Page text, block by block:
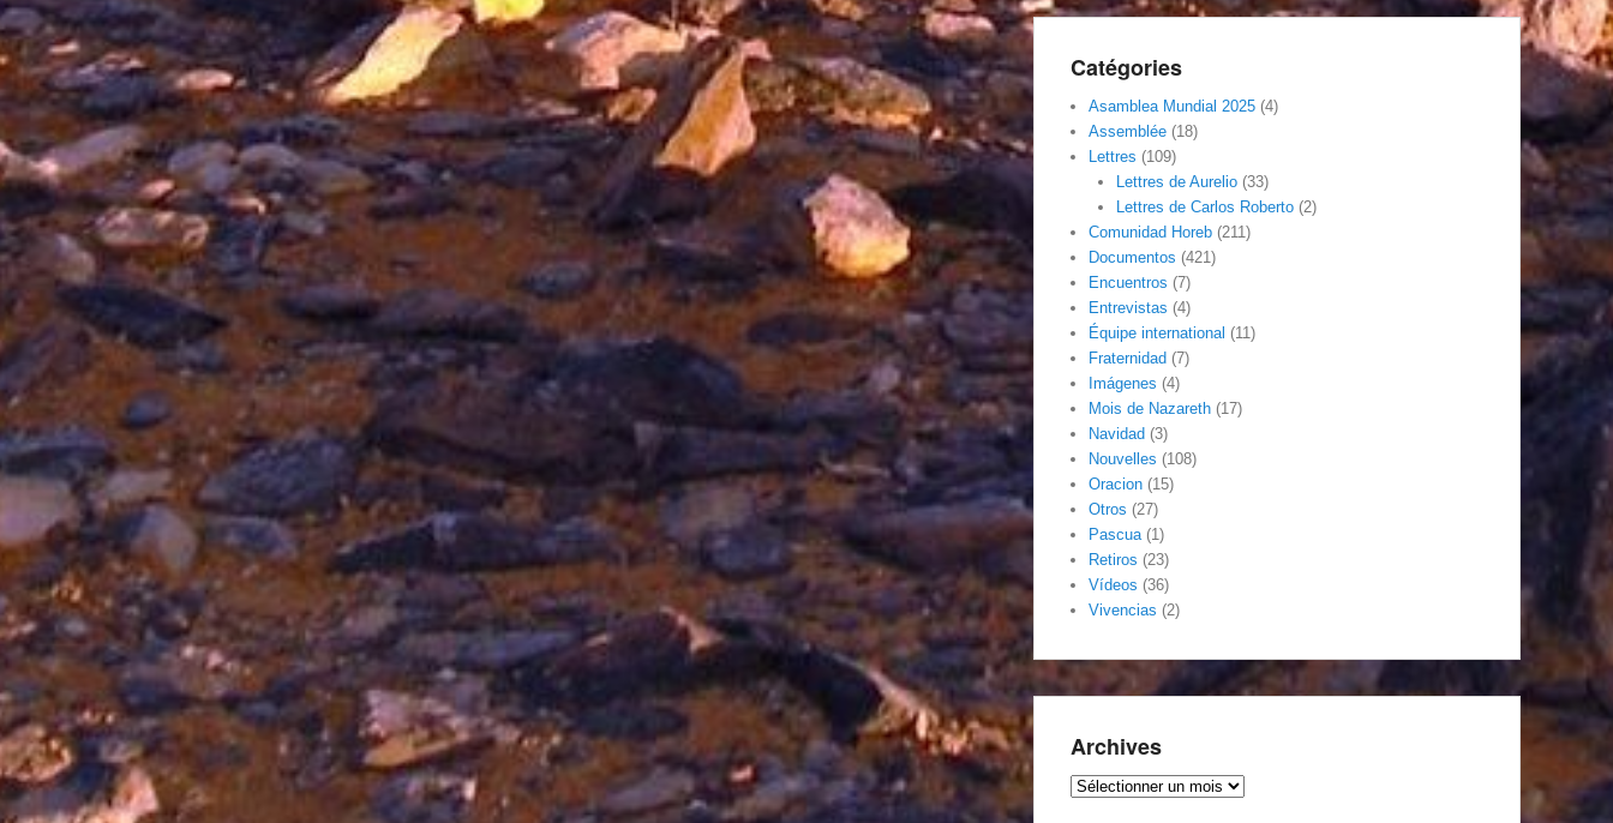
Catégories
Asamblea Mundial 2025 (4)
Assemblée (18)
Lettres (109)
Lettres de Aurelio(33)
Lettres de Carlos Roberto(2)
Comunidad Horeb (211)
Documentos (421)
Encuentros (7)
Entrevistas (4)
Équipe international (11)
Fraternidad (7)
Imágenes (4)
Mois de Nazareth (17)
Navidad (3)
Nouvelles (108)
Oracion (15)
Otros (27)
Pascua(1)
Retiros (23)
Vídeos (36)
Vivencias (2)
Archives
Archives